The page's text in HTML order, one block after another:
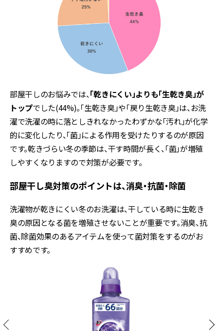
部屋干しのお悩みでは、「乾きにくい」よりも「生乾き臭」が
トップでした(44%)。「生乾き臭」や「戻り生乾き臭」は、お洗
濯で洗濯の時に落としきれなかったわずかな「汚れ」が化学
的に変化したり、「菌」による作用を受けたりするのが原因
です。乾きづらい冬の季節は、干す時間が長く、「菌」が増殖
しやすくなりますので対策が必要です。
部屋干し臭対策のポイントは、消臭・抗菌・除菌
洗濯物が乾きにくい冬のお洗濯は、干している時に生乾き
臭の原因となる菌を増殖させないことが重要です。消臭、抗
菌、除菌効果のあるアイテムを使って菌対策をするのがお
すすめです。